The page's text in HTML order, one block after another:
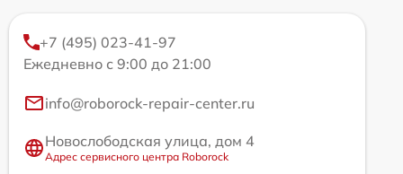
+7 (495) 023-41-97
Ежедневно с 9:00 до 21:00
info@roborock-repair-center.ru
Новослободская улица, дом 4
Адрес сервисного центра Roborock